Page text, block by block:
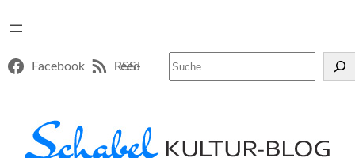
Facebook RSS-Feed